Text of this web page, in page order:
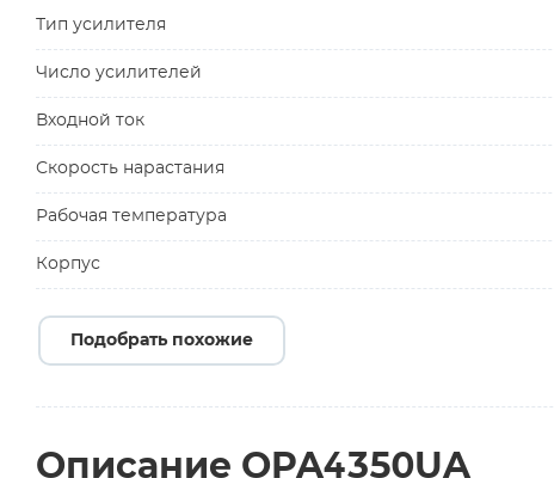
Тип усилителя
Число усилителей
Входной ток
Скорость нарастания
Рабочая температура
Корпус
Подобрать похожие
Описание OPA4350UA